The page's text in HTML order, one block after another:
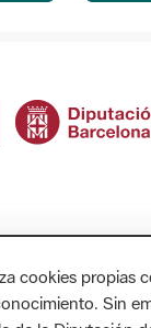
cookies
Sin